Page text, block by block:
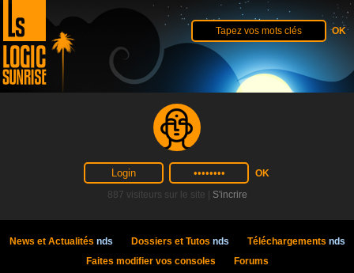
887 visiteurs sur le site | S'incrire
News et Actualités nds Dossiers et Tutos nds Téléchargements nds
Faites modifier vos consoles
Forums